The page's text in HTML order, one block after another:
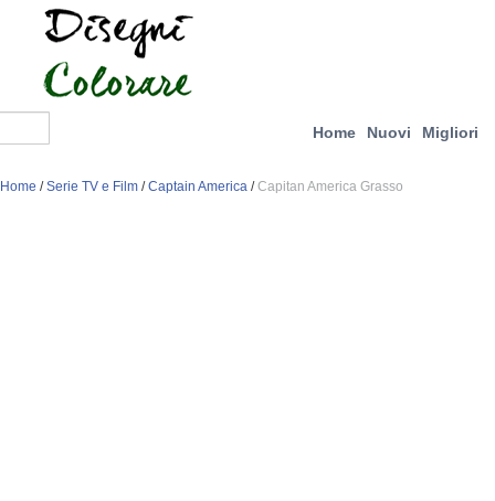
Home Nuovi Migliori
Home /Serie TV e Film /Captain America /Capitan America Grasso